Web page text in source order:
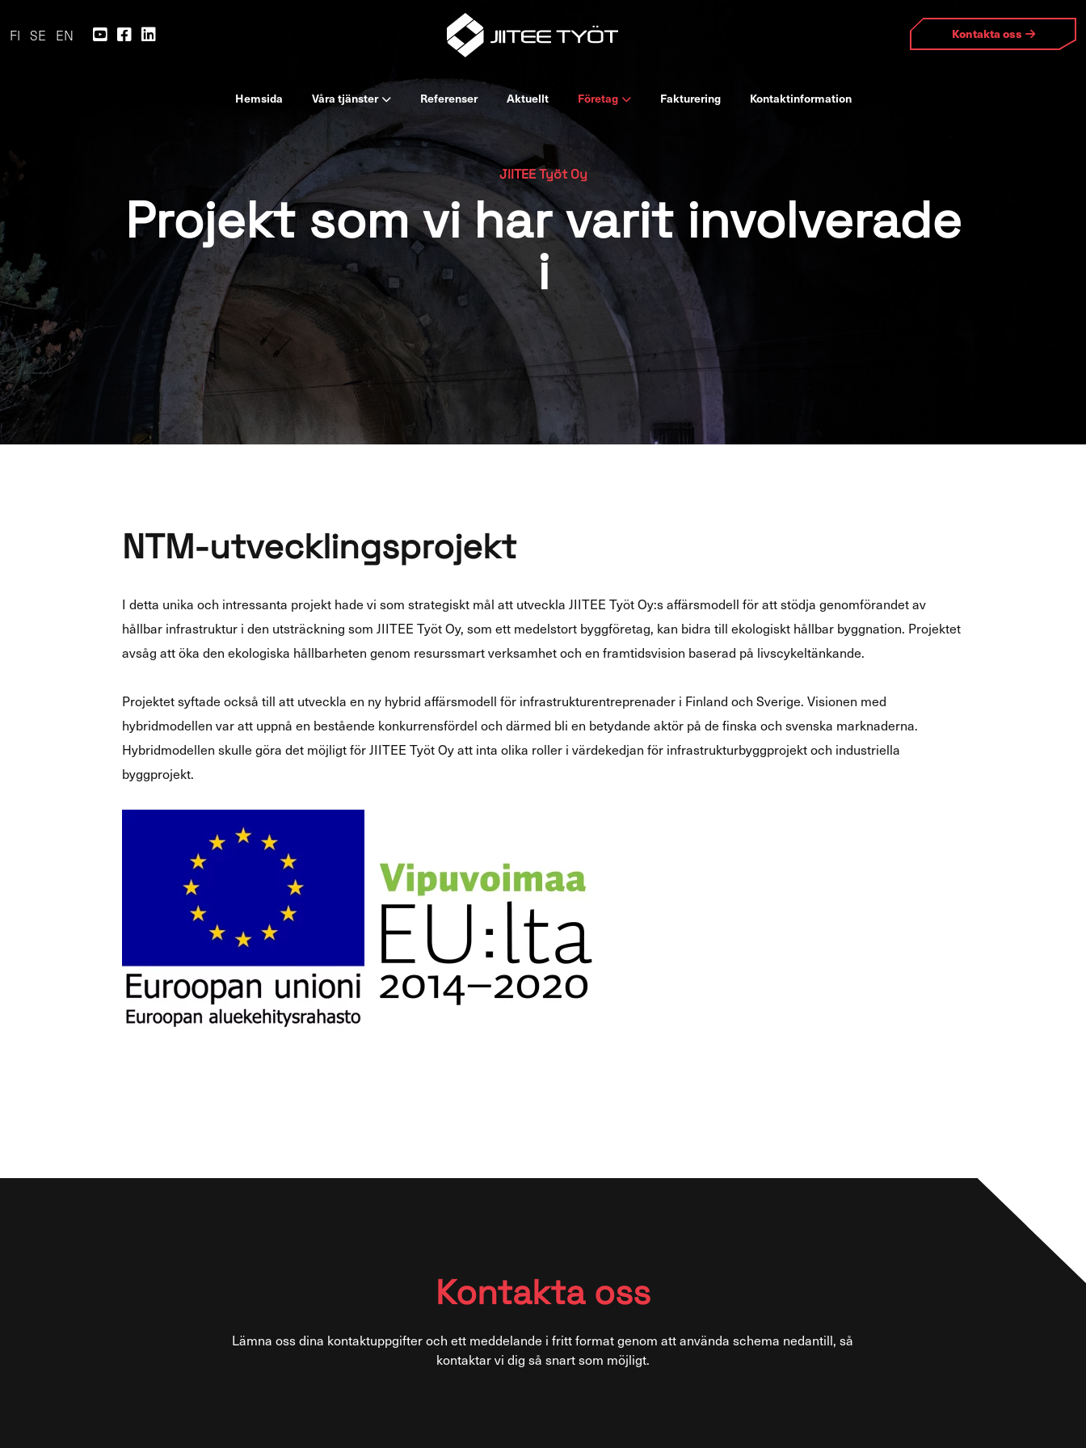
FI SE EN Kontakta oss
Hemsida Våra tjänster Referenser Aktuellt Företag Fakturering Kontaktinformation
JIITEE Työt Oy
Projekt som vi har varit involverade
i
NTM-​utvecklingsprojekt
I detta unika och intressanta projekt hade vi som strategiskt mål att utveckla JIITEE Työt Oy:s affärsmodell för att stödja genomförandet av
hållbar infrastruktur i den utsträckning som JIITEE Työt Oy, som ett medelstort byggföretag, kan bidra till ekologiskt hållbar byggnation. Projektet
avsåg att öka den ekologiska hållbarheten genom resurssmart verksamhet och en framtidsvision baserad på livscykeltänkande.
Projektet syftade också till att utveckla en ny hybrid affärsmodell för infrastrukturentreprenader i Finland och Sverige. Visionen med
hybridmodellen var att uppnå en bestående konkurrensfördel och därmed bli en betydande aktör på de finska och svenska marknaderna.
Hybridmodellen skulle göra det möjligt för JIITEE Työt Oy att inta olika roller i värdekedjan för infrastrukturbyggprojekt och industriella
byggprojekt.
Kontakta oss
Lämna oss dina kontaktuppgifter och ett meddelande i fritt format genom att använda schema nedantill, så
kontaktar vi dig så snart som möjligt.